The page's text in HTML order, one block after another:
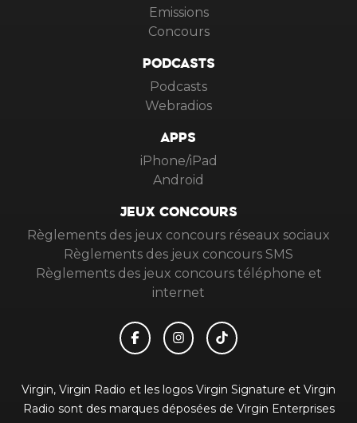
Emissions
Concours
PODCASTS
Podcasts
Webradios
APPS
iPhone/iPad
Android
JEUX CONCOURS
Règlements des jeux concours réseaux sociaux
Règlements des jeux concours SMS
Règlements des jeux concours téléphone et
internet
Virgin, Virgin Radio et les logos Virgin Signature et Virgin
Radio sont des marques déposées de Virgin Enterprises